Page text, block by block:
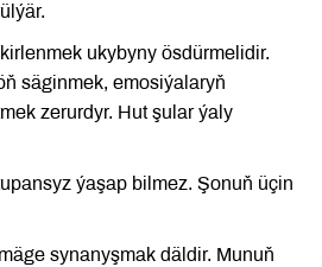
ukybyny ösdürmelidir.
säginmek, emosiýalaryň
zerurdyr. Hut şular ýaly
ýaşap bilmez. Şonuň üçin
synanyşmak däldir. Munuň